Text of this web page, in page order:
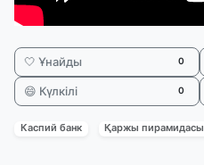
🤍 Ұнайды 0
😄 Күлкілі 0
Каспий банк Қаржы пирамидасы